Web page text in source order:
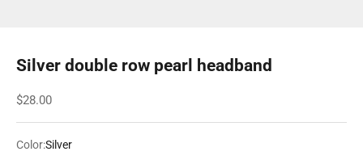
Silver double row pearl headband
Sale price
$28.00
Color:Silver